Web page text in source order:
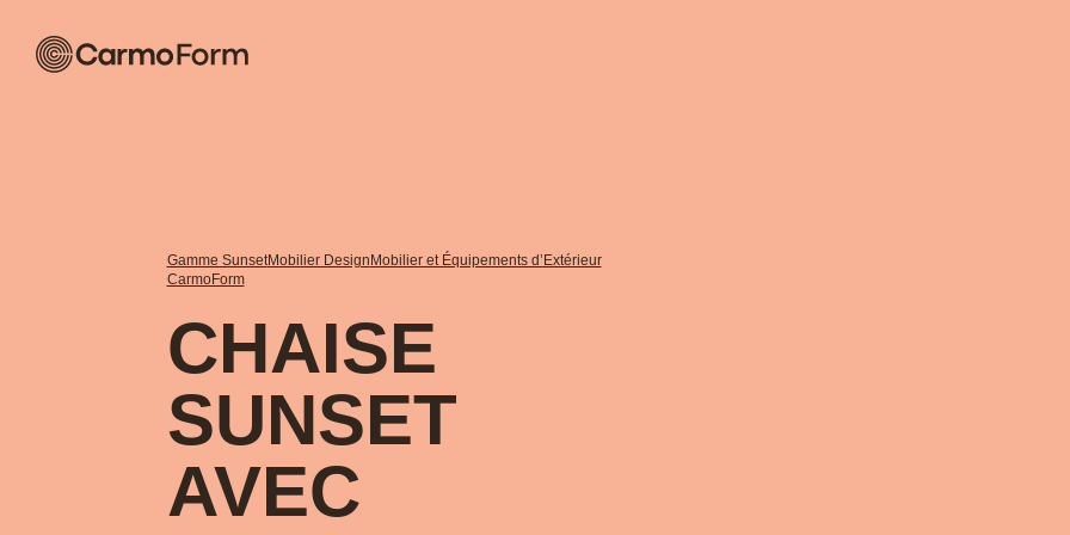
Gamme SunsetMobilier Design Mobilier et Équipements d’Extérieur
CarmoForm
CHAISE
SUNSET
AVEC